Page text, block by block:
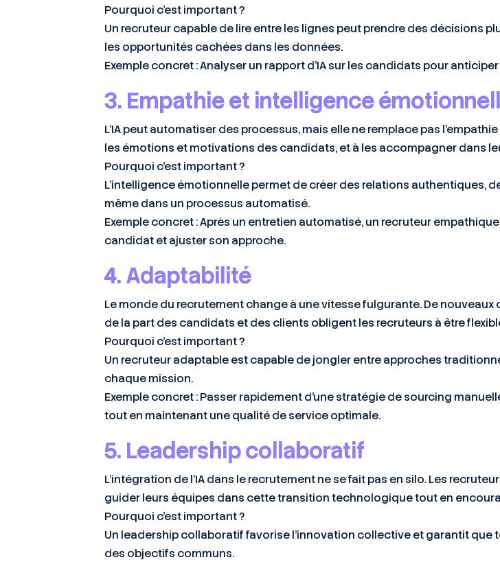
Pourquoi c’est important ?
Un recruteur capable de lire entre les lignes peut prendre des décisions
les opportunités cachées dans les données.
Exemple concret : Analyser un rapport d’IA sur les candidats pour
3. Empathie et intelligence
L’IA peut automatiser des processus, mais elle ne remplace pas
les émotions et motivations des candidats, et à les accompagner dans
Pourquoi c’est important ?
L’intelligence émotionnelle permet de créer des relations authentiques,
même dans un processus automatisé.
Exemple concret : Après un entretien automatisé, un recruteur
candidat et ajuster son approche.
4. Adaptabilité
Le monde du recrutement change à une vitesse fulgurante. De
de la part des candidats et des clients obligent les recruteurs à être
Pourquoi c’est important ?
Un recruteur adaptable est capable de jongler entre approches
chaque mission.
Exemple concret : Passer rapidement d’une stratégie de sourcing
tout en maintenant une qualité de service optimale.
5. Leadership collaboratif
L’intégration de l’IA dans le recrutement ne se fait pas en silo. Les
guider leurs équipes dans cette transition technologique tout en
Pourquoi c’est important ?
Un leadership collaboratif favorise l’innovation collective et garantit que
des objectifs communs.